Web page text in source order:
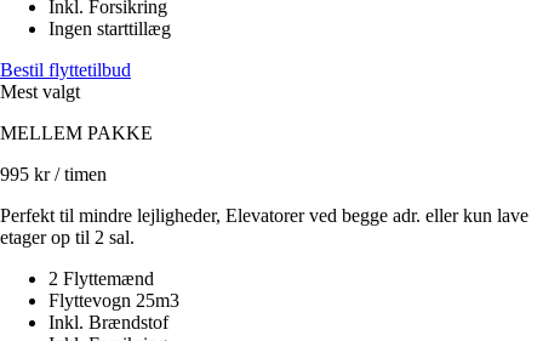
Inkl. Forsikring
Ingen starttillæg
Bestil flyttetilbud
Mest valgt
MELLEM PAKKE
995 kr / timen
Perfekt til mindre lejligheder, Elevatorer ved begge adr. eller kun lave
etager op til 2 sal.
2 Flyttemænd
Flyttevogn 25m3
Inkl. Brændstof